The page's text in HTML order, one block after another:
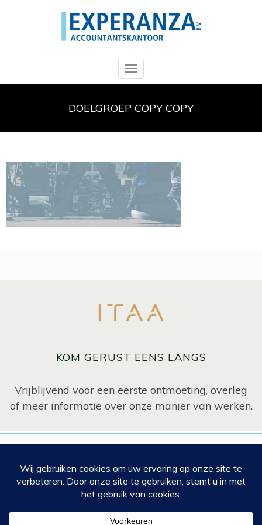
Toggle
navigation
DOELGROEP COPY COPY
KOM GERUST EENS LANGS
Vrijblijvend voor een eerste ontmoeting, overleg
of meer informatie over onze manier van werken.